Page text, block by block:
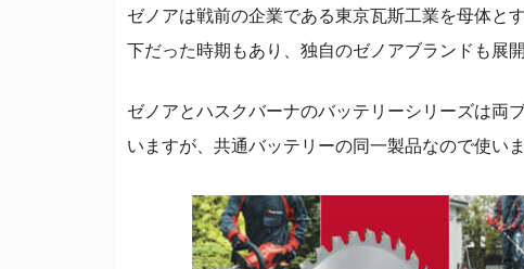
ゼノアは戦前の企業である東京瓦斯工業を母体と
下だった時期もあり、独自のゼノアブランドも展
ゼノアとハスクバーナのバッテリーシリーズは両
いますが、共通バッテリーの同一製品なので使い